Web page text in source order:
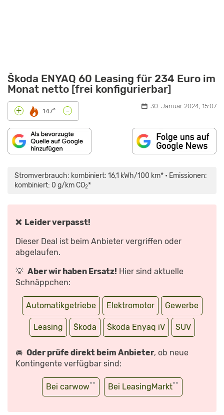
Škoda ENYAQ 60 Leasing für 234 Euro im
Monat netto [frei konfigurierbar]
+ 147° - 30. Januar 2024, 15:07
Stromverbrauch: kombiniert: 16,1 kWh/100 km* • Emissionen:
kombiniert: 0 g/km CO2*
❌ Leider verpasst!
Dieser Deal ist beim Anbieter vergriffen oder
abgelaufen.
💡 Aber wir haben Ersatz! Hier sind aktuelle
Schnäppchen:
Automatikgetriebe Elektromotor Gewerbe
Leasing Škoda Škoda Enyaq iV SUV
🚘 Oder prüfe direkt beim Anbieter, ob neue
Kontingente verfügbar sind:
Bei carwow** Bei LeasingMarkt**
EINHEITSBREI?
SKODA
ENYAQ
SUPERTEST
MIT
BLOCH“
VON
YOUTUBE
ANZEIGEN